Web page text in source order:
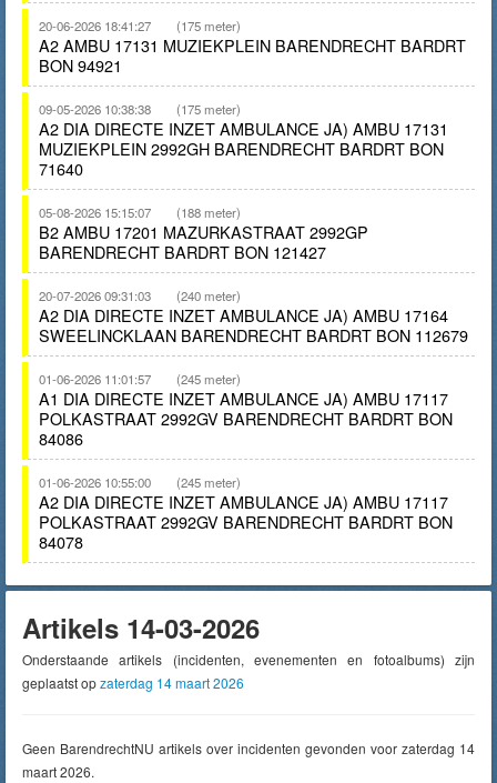
20-06-2026 18:41:27 (175 meter)
A2 AMBU 17131 MUZIEKPLEIN BARENDRECHT BARDRT
BON 94921
09-05-2026 10:38:38 (175 meter)
A2 DIA DIRECTE INZET AMBULANCE JA) AMBU 17131
MUZIEKPLEIN 2992GH BARENDRECHT BARDRT BON
71640
05-08-2026 15:15:07 (188 meter)
B2 AMBU 17201 MAZURKASTRAAT 2992GP
BARENDRECHT BARDRT BON 121427
20-07-2026 09:31:03 (240 meter)
A2 DIA DIRECTE INZET AMBULANCE JA) AMBU 17164
SWEELINCKLAAN BARENDRECHT BARDRT BON 112679
01-06-2026 11:01:57 (245 meter)
A1 DIA DIRECTE INZET AMBULANCE JA) AMBU 17117
POLKASTRAAT 2992GV BARENDRECHT BARDRT BON
84086
01-06-2026 10:55:00 (245 meter)
A2 DIA DIRECTE INZET AMBULANCE JA) AMBU 17117
POLKASTRAAT 2992GV BARENDRECHT BARDRT BON
84078
Artikels 14-03-2026
Onderstaande artikels (incidenten, evenementen en fotoalbums) zijn
geplaatst opzaterdag 14 maart 2026
Geen BarendrechtNU artikels over incidenten gevonden voor zaterdag 14
maart 2026.